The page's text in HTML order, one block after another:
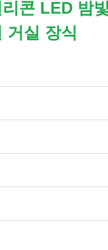
콘 LED 밤
거실 장식